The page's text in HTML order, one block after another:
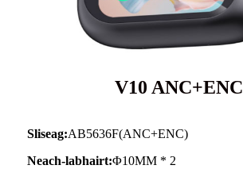
V10 ANC+ENC
Sliseag:AB5636F(ANC+ENC)
Neach-labhairt:Φ10MM * 2